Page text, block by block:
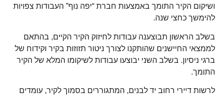
ושיקום הקיר התומך באמצעות חברת “יפה נוף” העבודות צפויות
להימשך כחצי שנה.
בשלב הראשון תבוצענה עבודות לחיזוק הקיר הקיים, בהתאם
לממצאי החיישנים שהותקנו לצורך ניטור תזוזות בקיר וקידוח של
ברגי ניסיון. בשלב השני יבוצעו עבודות לשיקומו המלא של הקיר
התומך.
לרשות דיירי רחוב יד לבנים, המתגוררים בסמוך לקיר, עומדים